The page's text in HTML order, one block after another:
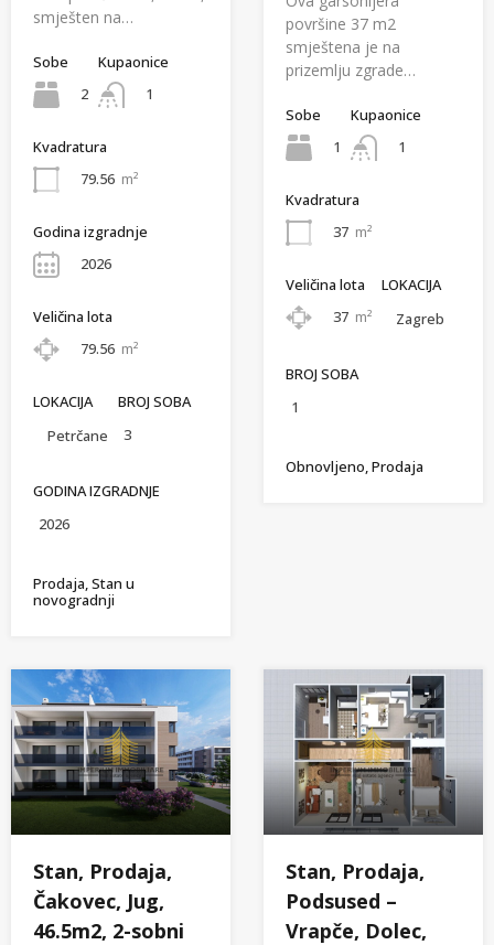
smješten na…
Sobe
2
Kupaonice
1
Kvadratura
79.56 m²
Godina izgradnje
2026
Veličina lota
79.56 m²
LOKACIJA
Petrčane
BROJ SOBA
3
GODINA IZGRADNJE
2026
Prodaja, Stan u
novogradnji
površine 37 m2
smještena je na
prizemlju zgrade…
Sobe
1
Kupaonice
1
Kvadratura
37 m²
Veličina lota
37 m²
LOKACIJA
Zagreb
BROJ SOBA
1
Obnovljeno, Prodaja
Stan, Prodaja,
Čakovec, Jug,
46.5m2, 2-sobni
Stan, Prodaja,
Podsused –
Vrapče, Dolec,